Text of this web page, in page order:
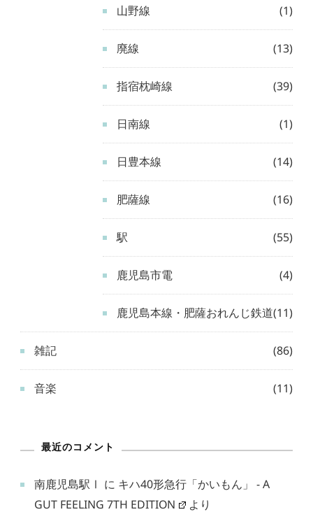
山野線 (1)
廃線 (13)
指宿枕崎線 (39)
日南線 (1)
日豊本線 (14)
肥薩線 (16)
駅 (55)
鹿児島市電 (4)
鹿児島本線・肥薩おれんじ鉄道(11)
雑記 (86)
音楽 (11)
最近のコメント
南鹿児島駅Ⅰ に キハ40形急行「かいもん」 - A
GUT FEELING 7TH EDITION
より